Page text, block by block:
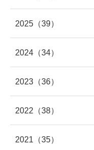
2025 （39）
2024 （34）
2023 （36）
2022 （38）
2021 （35）